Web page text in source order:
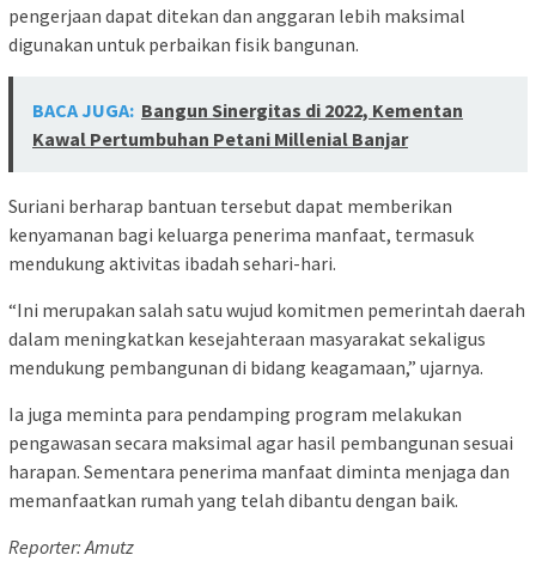
pengerjaan dapat ditekan dan anggaran lebih maksimal
digunakan untuk perbaikan fisik bangunan.
BACA JUGA: Bangun Sinergitas di 2022, Kementan
Kawal Pertumbuhan Petani Millenial Banjar
Suriani berharap bantuan tersebut dapat memberikan
kenyamanan bagi keluarga penerima manfaat, termasuk
mendukung aktivitas ibadah sehari-hari.
“Ini merupakan salah satu wujud komitmen pemerintah daerah
dalam meningkatkan kesejahteraan masyarakat sekaligus
mendukung pembangunan di bidang keagamaan,” ujarnya.
Ia juga meminta para pendamping program melakukan
pengawasan secara maksimal agar hasil pembangunan sesuai
harapan. Sementara penerima manfaat diminta menjaga dan
memanfaatkan rumah yang telah dibantu dengan baik.
Reporter: Amutz